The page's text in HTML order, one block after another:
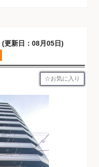
(更新日：08月05日)
お気に入り